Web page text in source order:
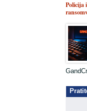
Policija